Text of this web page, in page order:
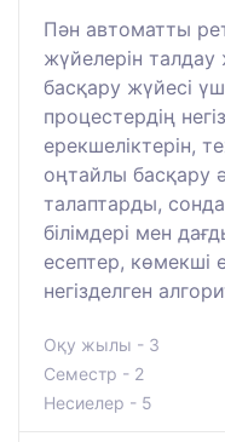
Пән автоматты
жүйелерін
басқару жүйесі
процестердің
ерекшеліктерін,
оңтайлы басқару
талаптарды,
білімдері мен
есептер, көмекші
негізделген
Оқу жылы - 3
Семестр - 2
Несиелер - 5